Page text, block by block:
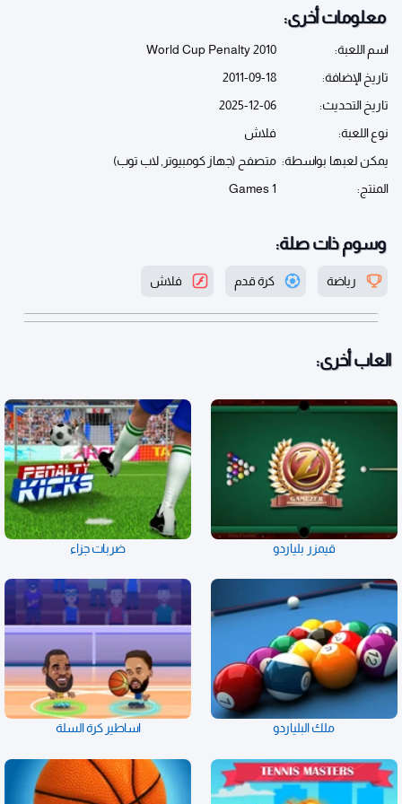
معلومات أخرى:
اسم اللعبة:
World Cup Penalty 2010
تاريخ الإضافة:
2011-09-18
تاريخ التحديث:
2025-12-06
نوع اللعبة:
فلاش
يمكن لعبها بواسطة: متصفح (جهاز كومبيوتر, لاب توب)
المنتج:
Games 1
وسوم ذات صلة:
رياضة كرة قدم فلاش
العاب أخرى:
قيمزر بلياردو ضربات جزاء
ملك البلياردو اساطير كرة السلة